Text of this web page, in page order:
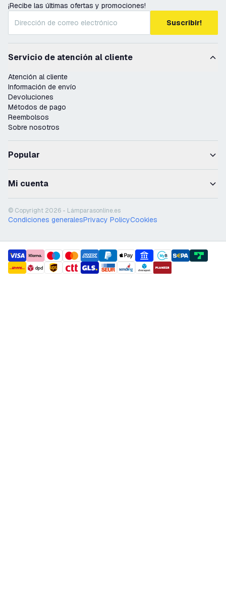
¡Recibe las últimas ofertas y promociones!
Suscribir!
Servicio de atención al cliente
Atención al cliente
Información de envío
Devoluciones
Métodos de pago
Reembolsos
Sobre nosotros
Popular
Mi cuenta
© Copyright 2026 - Lámparasonline.es
Condiciones generalesPrivacy PolicyCookies
payment methods
shipment methods